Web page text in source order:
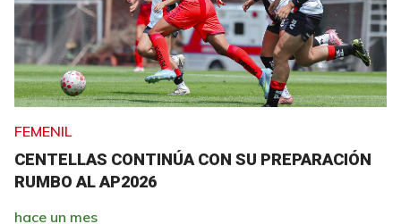
FEMENIL
CENTELLAS CONTINÚA CON SU PREPARACIÓN
RUMBO AL AP2026
hace un mes